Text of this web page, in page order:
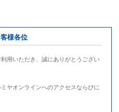
様各位
用いただき、誠にありがとうござい
ヤオンラインへのアクセスならびに